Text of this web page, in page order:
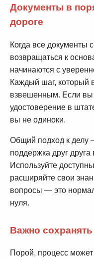
Документы в
дороге
Когда все документы
возвращаться к
начинаются с
Каждый шаг, который
взвешенным. Если вы
удостоверение в
вы не одиноки.
Общий подход к делу
поддержка друг друга
Используйте
расширяйте свои
вопросы — это
нуля.
Важно
Порой, процесс